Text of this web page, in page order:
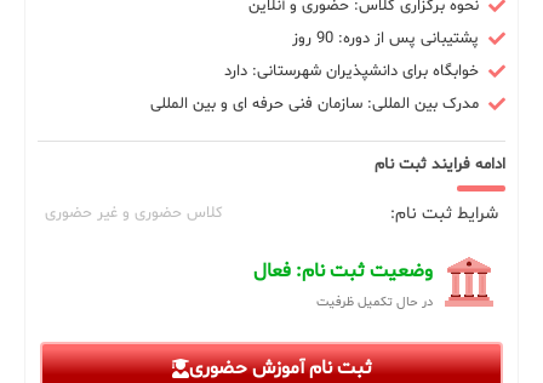
نحوه برگزاری کلاس: حضوری و آنلاین
پشتیبانی پس از دوره: 90 روز
خوابگاه برای دانشپذیران شهرستانی: دارد
مدرک بین المللی: سازمان فنی حرفه ای و بین المللی
ادامه فرایند ثبت نام
شرایط ثبت نام: کلاس حضوری و غیر حضوری
وضعیت ثبت نام: فعال
در حال تکمیل ظرفیت
ثبت نام آموزش حضوری